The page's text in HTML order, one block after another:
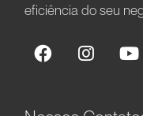
eficiência do seu